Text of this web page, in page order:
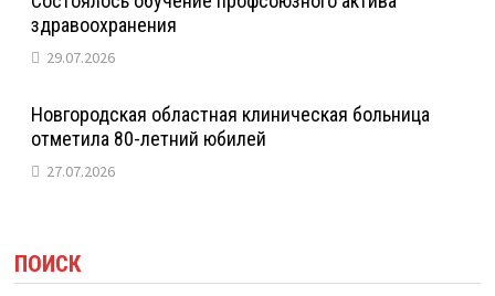
здравоохранения
29.07.2026
Новгородская областная клиническая больница
отметила 80-летний юбилей
27.07.2026
ПОИСК